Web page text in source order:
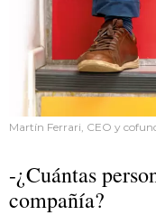
Martín Ferrari, CEO y
-¿Cuántas
compañía?